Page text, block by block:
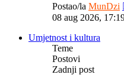
Postao/la MunDzi
08 aug 2026,
Umjetnost i kultura
Teme
Postovi
Zadnji post